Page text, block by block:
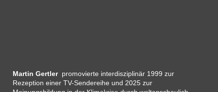
Martin Gertlerpromovierte interdisziplinär 1999 zur
Rezeption einer TV-Sendereihe und 2025 zur